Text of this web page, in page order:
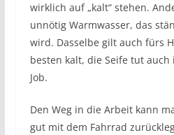
wirklich auf „kalt“ stehen.
unnötig Warmwasser, das
wird. Dasselbe gilt auch fürs
besten kalt, die Seife tut
Job.
Den Weg in die Arbeit kann
gut mit dem Fahrrad